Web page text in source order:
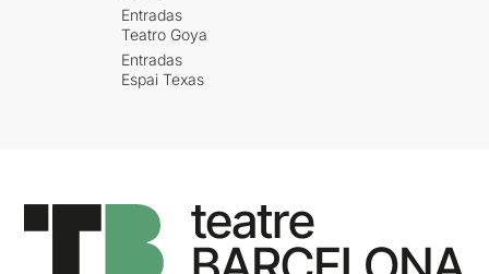
Entradas
Teatro Goya
Entradas
Espai Texas